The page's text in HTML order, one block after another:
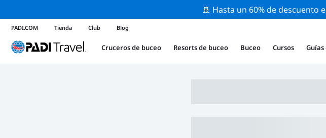
🚢 Hasta un 60% de descuento
PADI.COM Tienda Club Blog
Cruceros de buceo Resorts de buceo Buceo Cursos